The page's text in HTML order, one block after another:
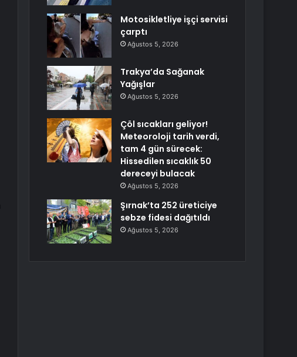
Motosikletliye işçi servisi
çarptı
Ağustos 5, 2026
Trakya’da Sağanak
Yağışlar
Ağustos 5, 2026
Çöl sıcakları geliyor!
Meteoroloji tarih verdi,
tam 4 gün sürecek:
Hissedilen sıcaklık 50
dereceyi bulacak
Ağustos 5, 2026
Şırnak’ta 252 üreticiye
sebze fidesi dağıtıldı
Ağustos 5, 2026